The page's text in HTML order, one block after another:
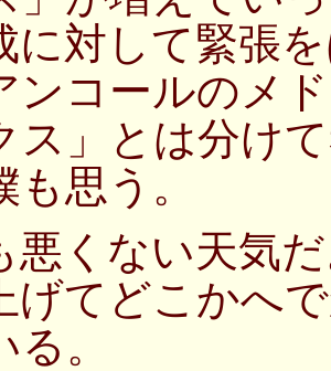
に対して緊張
ンコールのメ
ス」とは分け
思う。
悪くない天気
げてどこかへ
。